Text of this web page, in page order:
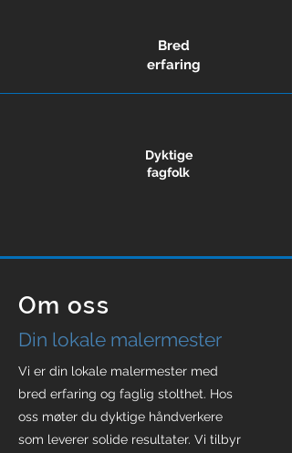
Bred
erfaring
Dyktige
fagfolk
Om oss
Din lokale malermester
Vi er din lokale malermester med
bred erfaring og faglig stolthet. Hos
oss møter du dyktige håndverkere
som leverer solide resultater. Vi tilbyr